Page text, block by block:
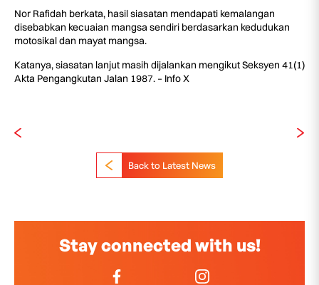
Nor Rafidah berkata, hasil siasatan mendapati kemalangan
disebabkan kecuaian mangsa sendiri berdasarkan kedudukan
motosikal dan mayat mangsa.
Katanya, siasatan lanjut masih dijalankan mengikut Seksyen 41(1)
Akta Pengangkutan Jalan 1987. – Info X
Back to Latest News
Stay connected with us!